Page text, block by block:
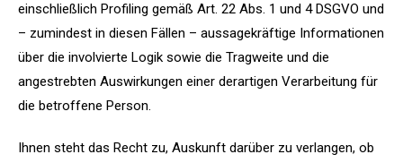
einschließlich Profiling gemäß Art. 22 Abs. 1 und 4 DSGVO und
– zumindest in diesen Fällen – aussagekräftige Informationen
über die involvierte Logik sowie die Tragweite und die
angestrebten Auswirkungen einer derartigen Verarbeitung für
die betroffene Person.
Ihnen steht das Recht zu, Auskunft darüber zu verlangen, ob